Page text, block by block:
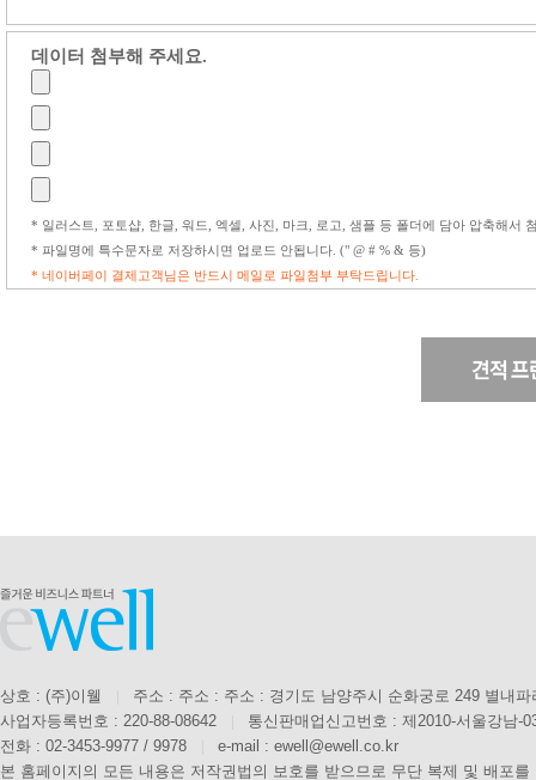
데이터 첨부해 주세요.
* 일러스트, 포토샵, 한글, 워드, 엑셀, 사진, 마크, 로고, 샘플 등 폴더에 담아 압축해서
* 파일명에 특수문자로 저장하시면 업로드 안됩니다. (" @ # % & 등)
* 네이버페이 결제고객님은 반드시 메일로 파일첨부 부탁드립니다.
상호 : (주)이웰
주소 : 주소 : 주소 : 경기도 남양주시 순화궁로 249 별내
사업자등록번호 : 220-88-08642
통신판매업신고번호 : 제2010-서울강남-
전화 : 02-3453-9977 / 9978
e-mail : ewell@ewell.co.kr
본 홈페이지의 모든 내용은 저작권법의 보호를 받으므로 무단 복제 및 배포를